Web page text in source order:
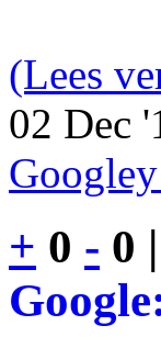
(Lees
02 Dec
+ 0 - 0 |